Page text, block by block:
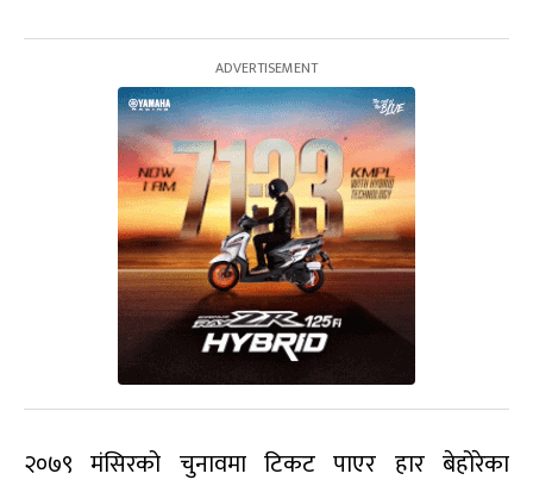
२०७९ मंसिरको चुनावमा टिकट पाएर हार बेहोरेका